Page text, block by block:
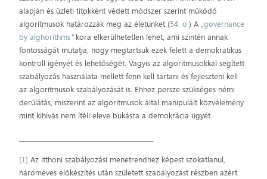
alapján és üzleti titokként védett módszer szerint működő
algoritmusok határozzák meg az életünket (54. o.) A „governance
by alghorithms”kora elkerülhetetlen lehet, ami szintén annak
fontosságát mutatja, hogy megtartsuk ezek felett a demokratikus
kontroll igényét és lehetőségét. Vagyis az algoritmusokkal segített
szabályozás használata mellett fenn kell tartani és fejleszteni kell
az algoritmusok szabályozását is. Ehhez persze szükséges némi
derűlátás, miszerint az algoritmusok által manipulált közvélemény
mint kihívás nem ítéli eleve bukásra a demokrácia ügyét.
[1] Az itthoni szabályozási menetrendhez képest szokatlanul,
hároméves előkészítés után született szabályozást részben azért